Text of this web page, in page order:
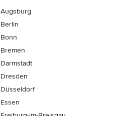
Augsburg
Berlin
Bonn
Bremen
Darmstadt
Dresden
Düsseldorf
Essen